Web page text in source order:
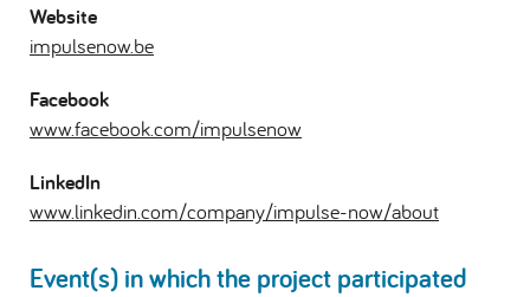
Website
impulsenow.be
Facebook
www.facebook.com/impulsenow
LinkedIn
www.linkedin.com/company/impulse-now/about
Event(s) in which the project participated